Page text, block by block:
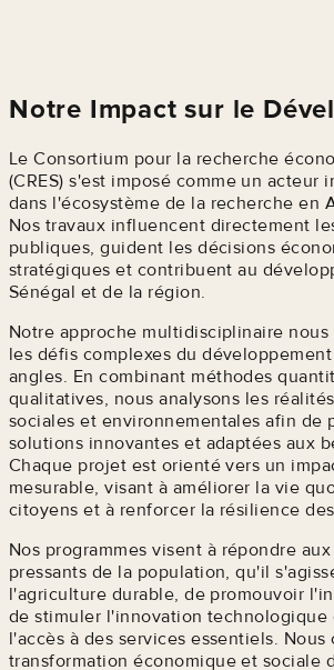
Notre Impact sur le
Le Consortium pour la recherche
(CRES) s'est imposé comme un acteur
dans l'écosystème de la recherche en
Nos travaux influencent directement
publiques, guident les décisions
stratégiques et contribuent au
Sénégal et de la région.
Notre approche multidisciplinaire
les défis complexes du
angles. En combinant méthodes
qualitatives, nous analysons les
sociales et environnementales afin de
solutions innovantes et adaptées aux
Chaque projet est orienté vers un
mesurable, visant à améliorer la vie
citoyens et à renforcer la résilience
Nos programmes visent à répondre
pressants de la population, qu'il
l'agriculture durable, de promouvoir
de stimuler l'innovation technologique
l'accès à des services essentiels. Nous
transformation économique et sociale